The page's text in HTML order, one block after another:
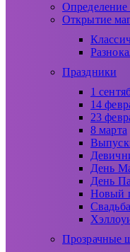
Определение
Открытие
Праздники
1
14
23
8 марта
День
День
Новый
Свадьба
Прозрачные